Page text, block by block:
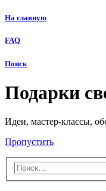
На главную
FAQ
Поиск
Подарки
Идеи, мастер-классы,
Пропустить